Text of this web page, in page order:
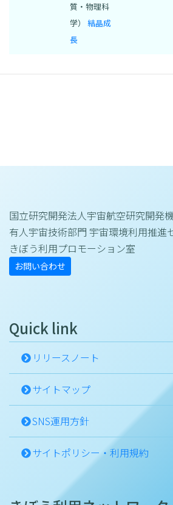
質・物理科
学） 結晶成
長
国立研究開発法人宇宙航空研究開発
有人宇宙技術部門 宇宙環境利用推進
きぼう利用プロモーション室
お問い合わせ
Quick link
リリースノート
サイトマップ
SNS運用方針
サイトポリシー・利用規約